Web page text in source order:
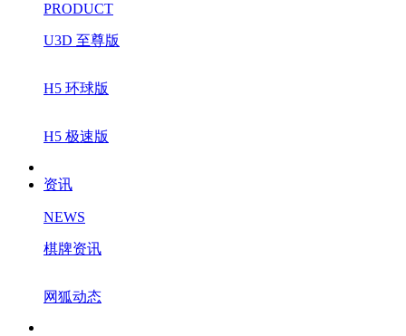
PRODUCT
U3D 至尊版
H5 环球版
H5 极速版
资讯
NEWS
棋牌资讯
网狐动态